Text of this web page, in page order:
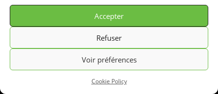
Accepter
Refuser
Voir préférences
Cookie Policy